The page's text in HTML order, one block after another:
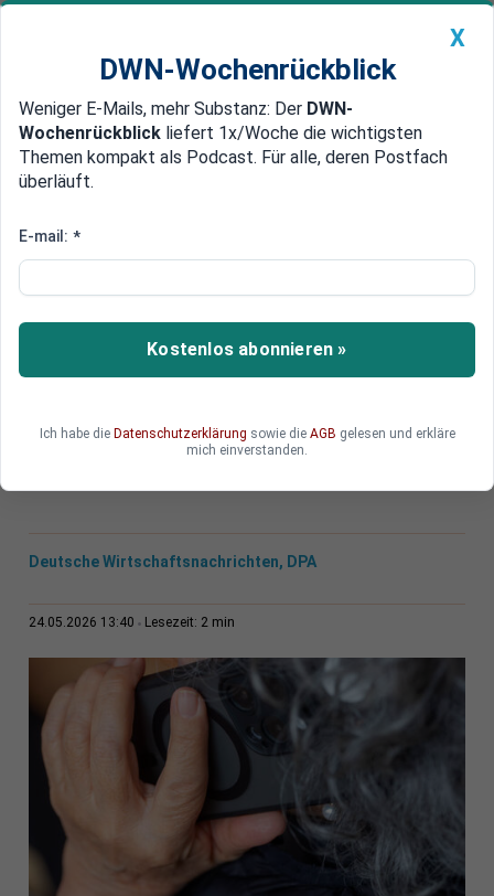
Newsticker MEIN DWN: Geldanlage Premium
Edelmetalle DWN-Magazin China
Handynutzung: Prepaid-Handys
Mode
Wie viele Minuten waren das? Wer früher bei der
Handynutzung sparsam sein wollte, der hielt
damit man keine böse Überraschung erlebte. Und
Deutsche Wirtschaftsnachrichten, DPA
24.05.2026 13:40 Lesezeit: 2 min
X
DWN-Wochenrückblick
Weniger E-Mails, mehr Substanz: Der DWN-
Wochenrückblick liefert 1x/Woche die wichtigsten
Themen kompakt als Podcast. Für alle, deren Postfach
überläuft.
E-mail: *
Kostenlos abonnieren »
Ich habe die Datenschutzerklärung sowie die AGB gelesen und erkläre
mich einverstanden.